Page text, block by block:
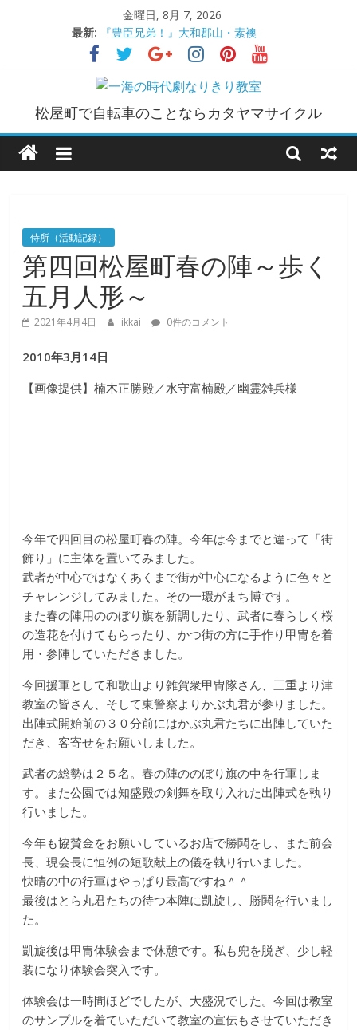
ッ
金曜日, 8月 7, 2026
最新:
『豊臣兄弟！』大和郡山・素襖
大和郡山城
手作り甲冑奮闘記【黒糸縅胴丸鎧】
●大和郡山城（『豊臣兄弟！』企画）
大阪城オフ会・2026年ＧＷ
一
海
時
代
劇
な
教
室
見
い
て
体
感
す
る
研
究
松屋町で自転車のことならカタヤマサイクル
侍所（活動記録）
第四回松屋町春の陣～歩く
五月人形～
2021年4月4日 ikkai 0件のコメント
2010年3月14日
【画像提供】楠木正勝殿／水守富楠殿／幽霊雑兵様
今年で四回目の松屋町春の陣。今年は今までと違って「街
飾り」に主体を置いてみました。
武者が中心ではなくあくまで街が中心になるように色々と
チャレンジしてみました。その一環がまち博です。
また春の陣用ののぼり旗を新調したり、武者に春らしく桜
の造花を付けてもらったり、かつ街の方に手作り甲冑を着
用・参陣していただきました。
今回援軍として和歌山より雑賀衆甲冑隊さん、三重より津
教室の皆さん、そして東警察よりかぶ丸君が参りました。
出陣式開始前の３０分前にはかぶ丸君たちに出陣していた
だき、客寄せをお願いしました。
武者の総勢は２５名。春の陣ののぼり旗の中を行軍しま
す。また公園では知盛殿の剣舞を取り入れた出陣式を執り
行いました。
今年も協賛金をお願いしているお店で勝鬨をし、また前会
長、現会長に恒例の短歌献上の儀を執り行いました。
快晴の中の行軍はやっぱり最高ですね＾＾
最後はとら丸君たちの待つ本陣に凱旋し、勝鬨を行いまし
た。
凱旋後は甲冑体験会まで休憩です。私も兜を脱ぎ、少し軽
装になり体験会突入です。
体験会は一時間ほどでしたが、大盛況でした。今回は教室
のサンプルを着ていただいて教室の宣伝もさせていただき